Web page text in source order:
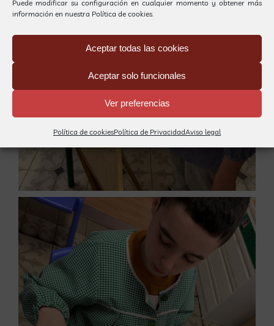
Puede modificar su configuración en cualquier momento y obtener más
información en nuestra Política de cookies.
Aceptar todas las cookies
Aceptar solo funcionales
Ver preferencias
Política de cookiesPolítica de PrivacidadAviso legal